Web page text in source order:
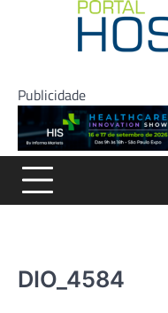
Publicidade
DIO_4584